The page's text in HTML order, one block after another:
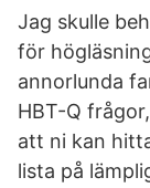
Jag skulle
för
annorlunda
HBT-Q
att ni kan
lista på